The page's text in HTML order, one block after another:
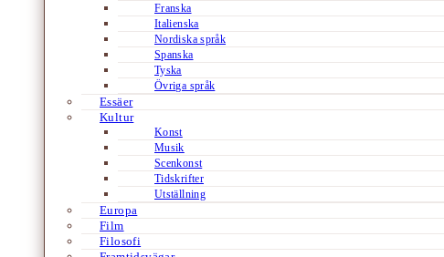
Franska
Italienska
Nordiska språk
Spanska
Tyska
Övriga språk
Essäer
Kultur
Konst
Musik
Scenkonst
Tidskrifter
Utställning
Europa
Film
Filosofi